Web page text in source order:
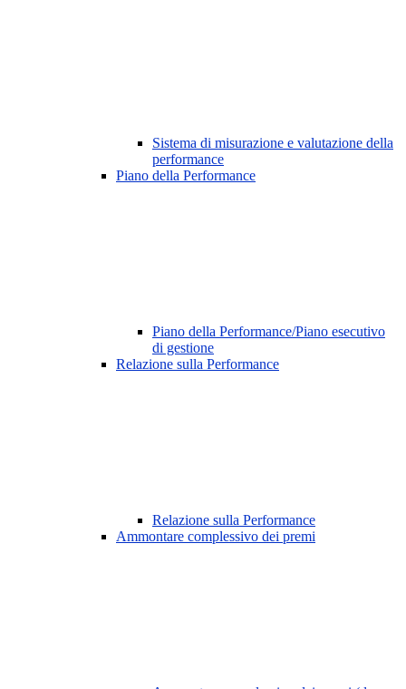
Sistema di misurazione e valutazione della
performance
Piano della Performance
Piano della Performance/Piano esecutivo
di gestione
Relazione sulla Performance
Relazione sulla Performance
Ammontare complessivo dei premi